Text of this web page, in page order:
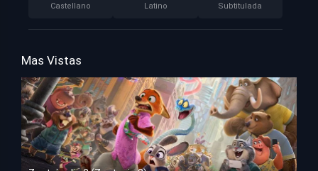
Castellano Latino Subtitulada
Mas Vistas